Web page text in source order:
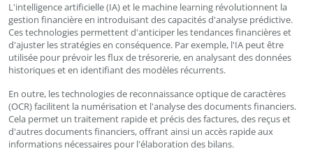
L'intelligence artificielle (IA) et le machine learning révolutionnent la
gestion financière en introduisant des capacités d'analyse prédictive.
Ces technologies permettent d'anticiper les tendances financières et
d'ajuster les stratégies en conséquence. Par exemple, l'IA peut être
utilisée pour prévoir les flux de trésorerie, en analysant des données
historiques et en identifiant des modèles récurrents.
En outre, les technologies de reconnaissance optique de caractères
(OCR) facilitent la numérisation et l'analyse des documents financiers.
Cela permet un traitement rapide et précis des factures, des reçus et
d'autres documents financiers, offrant ainsi un accès rapide aux
informations nécessaires pour l'élaboration des bilans.